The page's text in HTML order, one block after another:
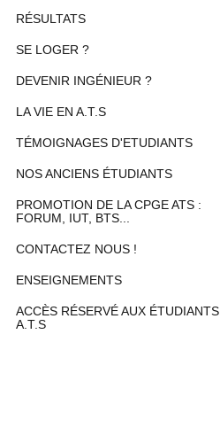
RÉSULTATS
SE LOGER ?
DEVENIR INGÉNIEUR ?
LA VIE EN A.T.S
TÉMOIGNAGES D'ETUDIANTS
NOS ANCIENS ÉTUDIANTS
PROMOTION DE LA CPGE ATS :
FORUM, IUT, BTS...
CONTACTEZ NOUS !
ENSEIGNEMENTS
ACCÈS RÉSERVÉ AUX ÉTUDIANTS
A.T.S